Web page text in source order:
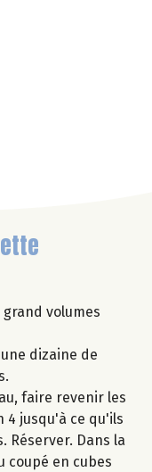
volumes
dizaine de
faire revenir les
4 jusqu'à ce qu'ils
Réserver. Dans la
coupé en cubes